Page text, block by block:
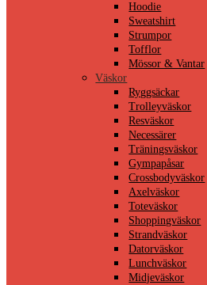
Hoodie
Sweatshirt
Strumpor
Tofflor
Mössor & Vantar
Väskor
Ryggsäckar
Trolleyväskor
Resväskor
Necessärer
Träningsväskor
Gympapåsar
Crossbodyväskor
Axelväskor
Toteväskor
Shoppingväskor
Strandväskor
Datorväskor
Lunchväskor
Midjeväskor